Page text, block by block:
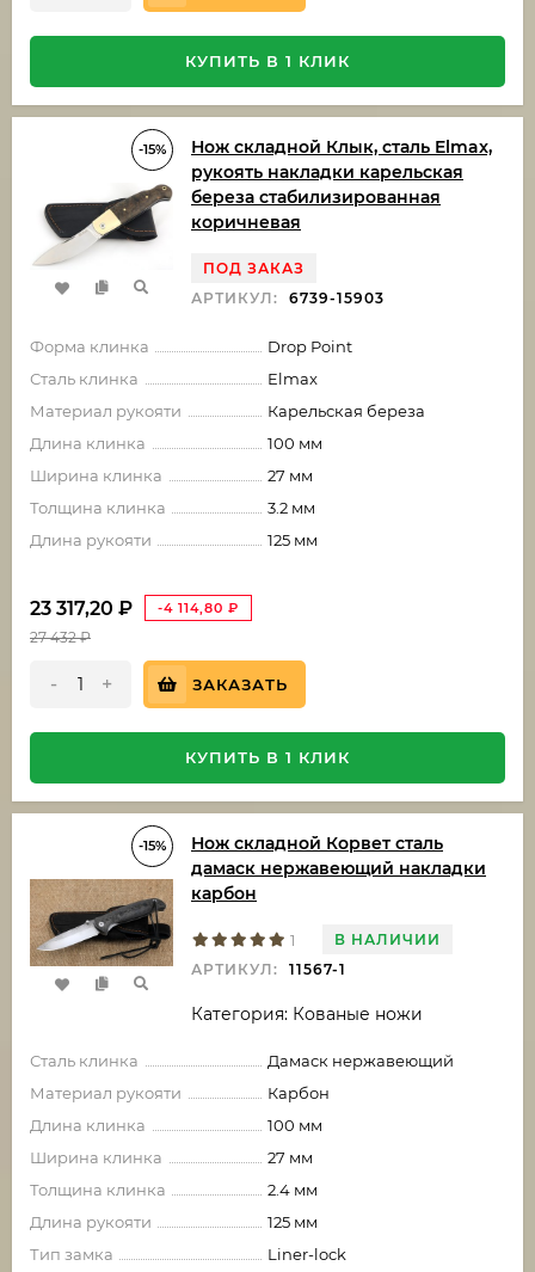
КУПИТЬ В 1 КЛИК
-15%
Нож складной Клык, сталь Elmax,
рукоять накладки карельская
береза стабилизированная
коричневая
ПОД ЗАКАЗ
АРТИКУЛ:
6739-15903
Форма клинка
Drop Point
Сталь клинка
Elmax
Материал рукояти
Карельская береза
Длина клинка
100 мм
Ширина клинка
27 мм
Толщина клинка
3.2 мм
Длина рукояти
125 мм
23 317,20 ₽ -4 114,80 ₽
27 432₽
- + ЗАКАЗАТЬ
КУПИТЬ В 1 КЛИК
-15%
Нож складной Корвет сталь
дамаск нержавеющий накладки
карбон
1
В НАЛИЧИИ
АРТИКУЛ:
11567-1
Категория: Кованые ножи
Сталь клинка
Дамаск нержавеющий
Материал рукояти
Карбон
Длина клинка
100 мм
Ширина клинка
27 мм
Толщина клинка
2.4 мм
Длина рукояти
125 мм
Тип замка
Liner-lock